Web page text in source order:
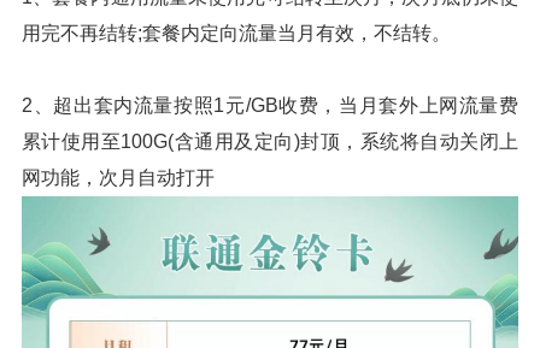
用完不再结转;套餐内定向流量当月有效，不结转。
2、超出套内流量按照1元/GB收费，当月套外上网流量费
累计使用至100G(含通用及定向)封顶，系统将自动关闭上
网功能，次月自动打开